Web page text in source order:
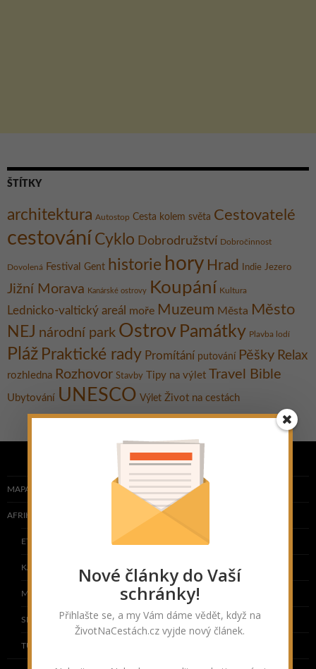
ŠTÍTKY
architektura Autostop Cesta kolem světa Cestovatelé
cestování Cyklo Dobrodružství Dobročinnost
Dovolená Festival Gent historie hory Hrad Indie Jezero
Jižní Morava Kanárské ostrovy Koupání Kultura
Lednicko-valtický areál moře Muzeum Města Město
NEJ národní park Ostrov Památky Plavba lodí
Pláž Praktické rady Promítání putování Pěšky Relax
rozhledna Rozhovor Stavby Tipy na výlet Travel Bible
Ubytování UNESCO Výlet Život na cestách
MAPA NAVŠTÍVENÝCH ZEMÍ
AFRIKA
ETIOPIE
KAPVERDY
MAROKO
SENEGAL
TUNISKO
Nové články do Vaší
schránky!
Přihlašte se, a my Vám dáme vědět, když na
ŽivotNaCestách.cz vyjde nový článek.